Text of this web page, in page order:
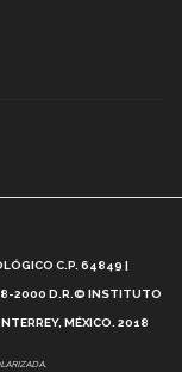
Tec? (video)
Artificial, Paola
C.P. 64849 |
2000 D.R.© INSTITUTO
MÉXICO. 2018